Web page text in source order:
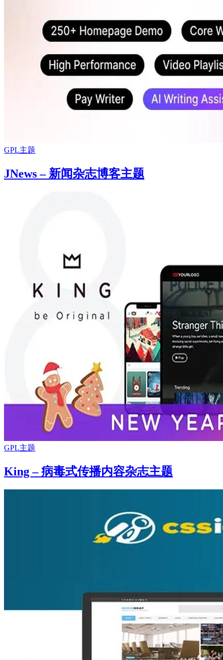
GPL主题
JNews – 新闻杂志博客主题
GPL主题
King – 病毒式传播内容杂志主题